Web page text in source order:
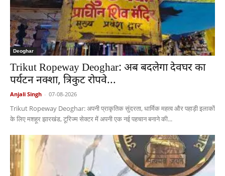
Deoghar
Trikut Ropeway Deoghar: अब बदलेगा देवघर का
पर्यटन नक्शा, त्रिकुट रोपवे...
Anjali Singh - 07-08-2026
Trikut Ropeway Deoghar: अपनी प्राकृतिक सुंदरता, धार्मिक महत्व और पहाड़ी इलाकों
के लिए मशहूर झारखंड, टूरिज्म सेक्टर में अपनी एक नई पहचान बनाने की...